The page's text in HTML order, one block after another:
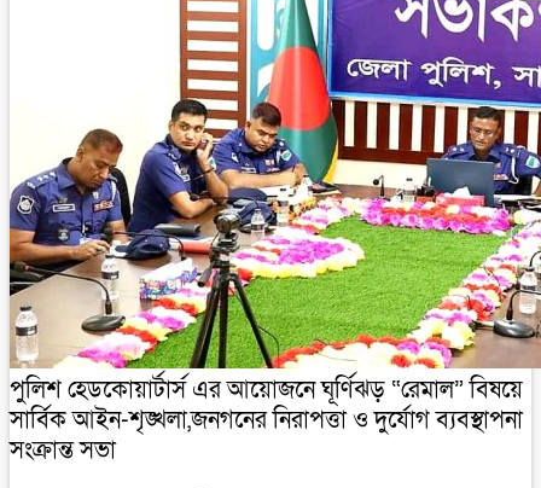
পুলিশ হেডকোয়ার্টার্স এর আয়োজনে ঘূর্ণিঝড় “রেমাল” বিষয়ে
সার্বিক আইন-শৃঙ্খলা,জনগনের নিরাপত্তা ও দুর্যোগ ব্যবস্থাপনা
সংক্রান্ত সভা